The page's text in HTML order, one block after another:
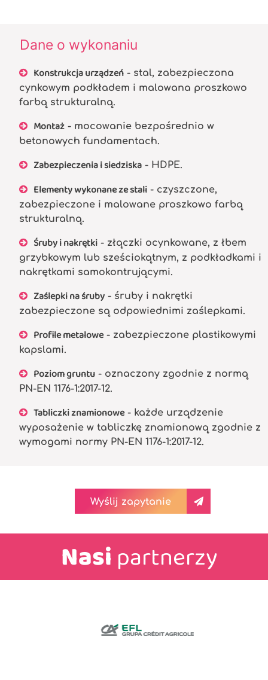
Dane o wykonaniu
Konstrukcja urządzeń - stal, zabezpieczona
cynkowym podkładem i malowana proszkowo
farbą strukturalną.
Montaż - mocowanie bezpośrednio w
betonowych fundamentach.
Zabezpieczenia i siedziska - HDPE.
Elementy wykonane ze stali - czyszczone,
zabezpieczone i malowane proszkowo farbą
strukturalną.
Śruby i nakrętki - złączki ocynkowane, z łbem
grzybkowym lub sześciokątnym, z podkładkami i
nakrętkami samokontrującymi.
Zaślepki na śruby - śruby i nakrętki
zabezpieczone są odpowiednimi zaślepkami.
Profile metalowe- zabezpieczone plastikowymi
kapslami.
Poziom gruntu - oznaczony zgodnie z normą
PN-EN 1176-1:2017-12.
Tabliczki znamionowe- każde urządzenie
wyposażenie w tabliczkę znamionową zgodnie z
wymogami normy PN-EN 1176-1:2017-12.
Wyślij zapytanie
Nasipartnerzy